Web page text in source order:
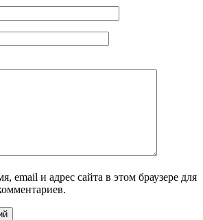
email и адрес сайта в этом браузере для